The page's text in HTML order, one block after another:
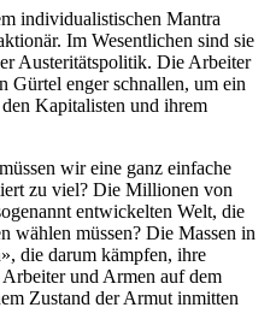
individualistischen Mantra
Im Wesentlichen sind sie
Austeritätspolitik. Die Arbeiter
Gürtel enger schnallen, um ein
Kapitalisten und ihrem
wir eine ganz einfache
zu viel? Die Millionen von
entwickelten Welt, die
wählen müssen? Die Massen in
die darum kämpfen, ihre
und Armen auf dem
Zustand der Armut inmitten